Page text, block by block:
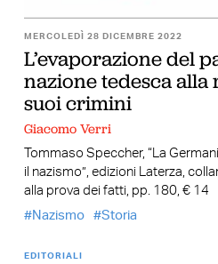
MERCOLEDÌ 28 DICEMBRE 2022
L’evaporazione del
nazione tedesca
suoi crimini
Giacomo Verri
Tommaso Speccher, “La
il nazismo”, edizioni Laterza,
alla prova dei fatti, pp. 180, € 14
Nazismo
Storia
EDITORIALI